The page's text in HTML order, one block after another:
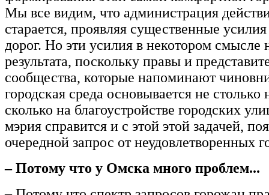
Мы все видим, что администрация
старается, проявляя существенные
дорог. Но эти усилия в некотором смысле
результата, поскольку правы и
сообщества, которые напоминают
городская среда основывается не столько
сколько на благоустройстве городских
мэрия справится и с этой этой задачей,
очередной запрос от неудовлетворенных
– Потому что у Омска много проблем...